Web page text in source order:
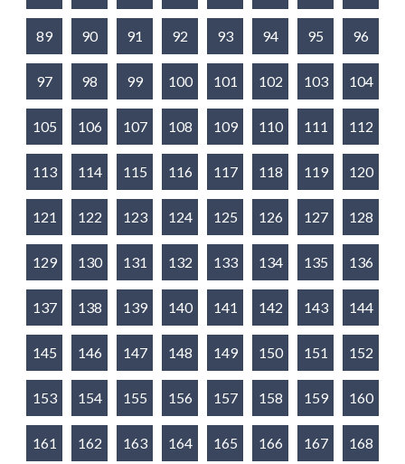
89 90 91 92 93 94 95 96
97 98 99 100 101 102 103 104
105 106 107 108 109 110 111 112
113 114 115 116 117 118 119 120
121 122 123 124 125 126 127 128
129 130 131 132 133 134 135 136
137 138 139 140 141 142 143 144
145 146 147 148 149 150 151 152
153 154 155 156 157 158 159 160
161 162 163 164 165 166 167 168